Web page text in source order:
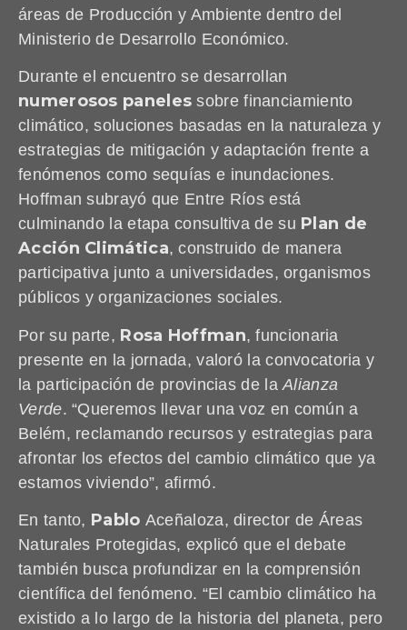
áreas de Producción y Ambiente dentro del
Ministerio de Desarrollo Económico.
Durante el encuentro se desarrollan
numerosos paneles sobre financiamiento
climático, soluciones basadas en la naturaleza y
estrategias de mitigación y adaptación frente a
fenómenos como sequías e inundaciones.
Hoffman subrayó que Entre Ríos está
culminando la etapa consultiva de su Plan de
Acción Climática, construido de manera
participativa junto a universidades, organismos
públicos y organizaciones sociales.
Por su parte, Rosa Hoffman, funcionaria
presente en la jornada, valoró la convocatoria y
la participación de provincias de laAlianza
Verde. “Queremos llevar una voz en común a
Belém, reclamando recursos y estrategias para
afrontar los efectos del cambio climático que ya
estamos viviendo”, afirmó.
En tanto, Pablo Aceñaloza, director de Áreas
Naturales Protegidas, explicó que el debate
también busca profundizar en la comprensión
científica del fenómeno. “El cambio climático ha
existido a lo largo de la historia del planeta, pero